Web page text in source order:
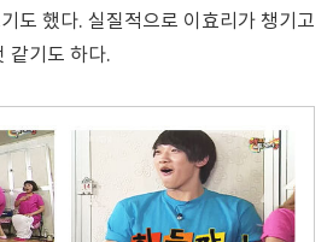
도 했다. 실질적으로 이효리가 챙기고
같기도 하다.